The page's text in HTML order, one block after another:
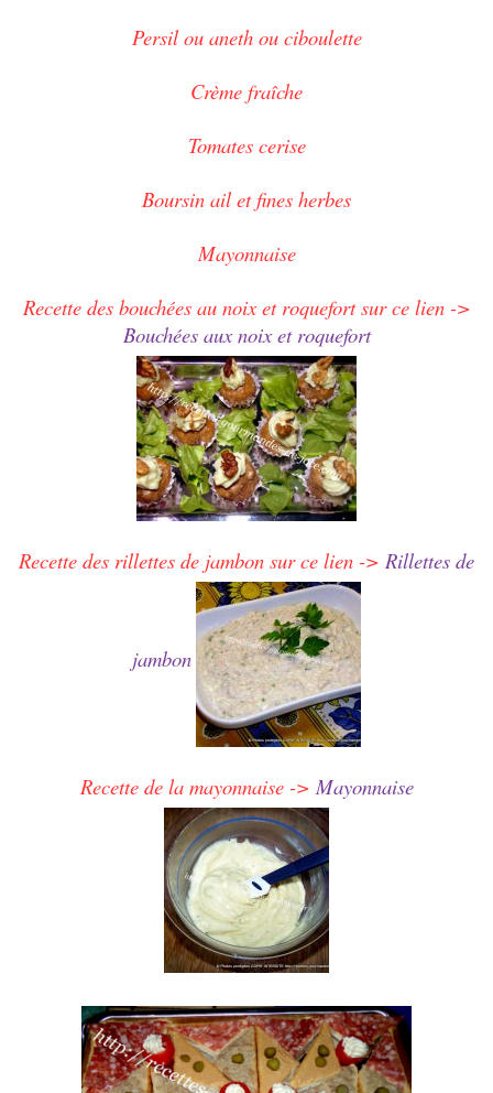
Persil ou aneth ou ciboulette
Crème fraîche
Tomates cerise
Boursin ail et fines herbes
Mayonnaise
Recette des bouchées au noix et roquefort sur ce lien ->
Bouchées aux noix et roquefort
Recette des rillettes de jambon sur ce lien -> Rillettes de
jambon
Recette de la mayonnaise -> Mayonnaise